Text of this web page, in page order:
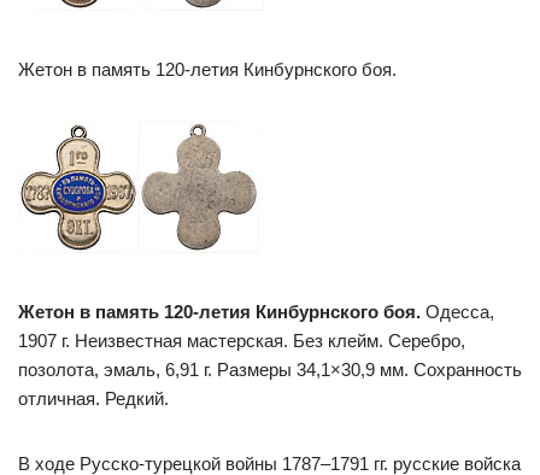
Жетон в память 120-летия Кинбурнского боя.
Жетон в память 120-летия Кинбурнского боя. Одесса,
1907 г. Неизвестная мастерская. Без клейм. Серебро,
позолота, эмаль, 6,91 г. Размеры 34,1×30,9 мм. Сохранность
отличная. Редкий.
В ходе Русско-турецкой войны 1787–1791 гг. русские войска